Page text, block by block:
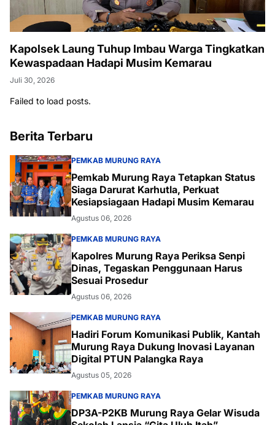
Kapolsek Laung Tuhup Imbau Warga Tingkatkan
Kewaspadaan Hadapi Musim Kemarau
Juli 30, 2026
Failed to load posts.
Berita Terbaru
PEMKAB MURUNG RAYA
Pemkab Murung Raya Tetapkan Status
Siaga Darurat Karhutla, Perkuat
Kesiapsiagaan Hadapi Musim Kemarau
Agustus 06, 2026
PEMKAB MURUNG RAYA
Kapolres Murung Raya Periksa Senpi
Dinas, Tegaskan Penggunaan Harus
Sesuai Prosedur
Agustus 06, 2026
PEMKAB MURUNG RAYA
Hadiri Forum Komunikasi Publik, Kantah
Murung Raya Dukung Inovasi Layanan
Digital PTUN Palangka Raya
Agustus 05, 2026
PEMKAB MURUNG RAYA
DP3A-P2KB Murung Raya Gelar Wisuda